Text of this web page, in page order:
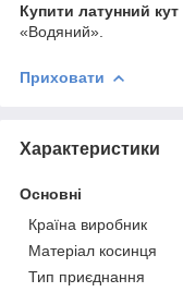
Купити латунний кут
«Водяний».
Приховати
Характеристики
Основні
Країна виробник
Матеріал косинця
Тип приєднання